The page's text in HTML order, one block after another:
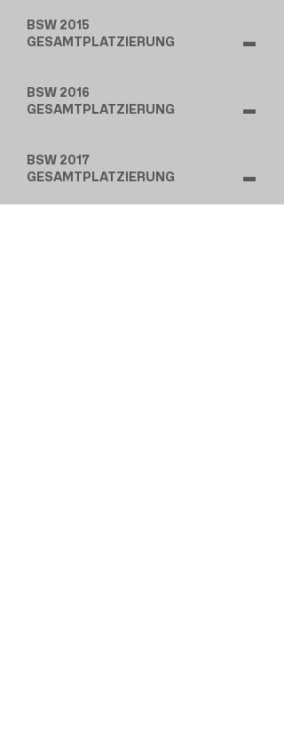
BSW 2015
GESAMTPLATZIERUNG
-
BSW 2016
GESAMTPLATZIERUNG
-
BSW 2017
GESAMTPLATZIERUNG
-